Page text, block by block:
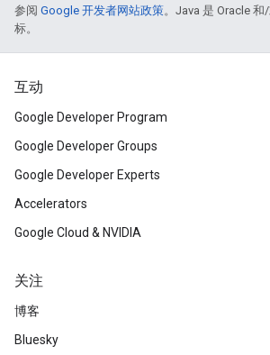
参阅 Google 开发者网站政策。Java 是 Oracle
标。
互动
Google Developer Program
Google Developer Groups
Google Developer Experts
Accelerators
Google Cloud & NVIDIA
关注
博客
Bluesky